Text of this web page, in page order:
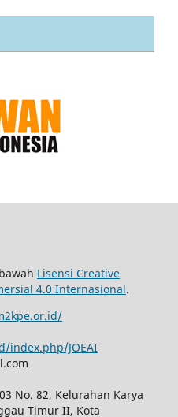
Lisensi Creative
4.0 Internasional.
index.php/JOEAI
No. 82, Kelurahan Karya
Timur II, Kota